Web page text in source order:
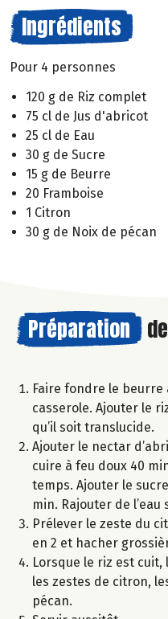
Ingrédients
Pour 4 personnes
120 g de Riz complet
75 cl de Jus d'abricot
25 cl de Eau
30 g de Sucre
15 g de Beurre
20 Framboise
1 Citron
30 g de Noix de pécan
Préparation
Faire fondre le beurre
casserole. Ajouter le
qu’il soit translucide.
Ajouter le nectar
cuire à feu doux 40
temps. Ajouter le
min. Rajouter de l’eau
Prélever le zeste du
en 2 et hacher
Lorsque le riz est
les zestes de citron,
pécan.